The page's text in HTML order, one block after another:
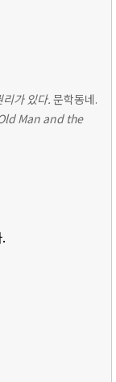
가 있다. 문학동네.
Man and the